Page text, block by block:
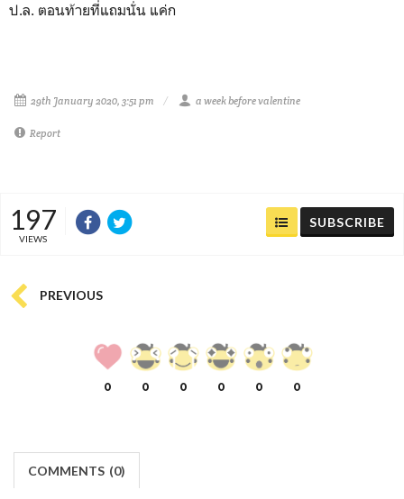
ป.ล. ตอนท้ายที่แถมนั่น แค่ก
29th January 2020, 3:51 pm a week before valentine
Report
197
VIEWS
SUBSCRIBE
PREVIOUS
0 0 0 0 0 0
COMMENTS (0)